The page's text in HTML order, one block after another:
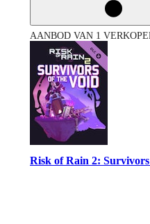
AANBOD VAN 1
Risk of Rain 2: